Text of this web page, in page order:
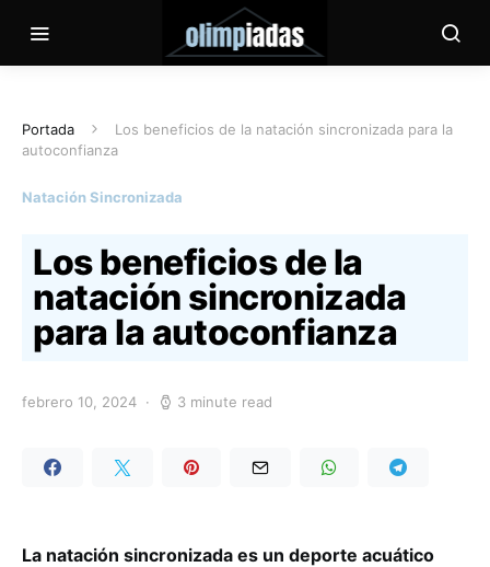
Portada
Los beneficios de la natación sincronizada para la
autoconfianza
Natación Sincronizada
Los beneficios de la
natación sincronizada
para la autoconfianza
febrero 10, 2024 3 minute read
La natación sincronizada es un deporte acuático